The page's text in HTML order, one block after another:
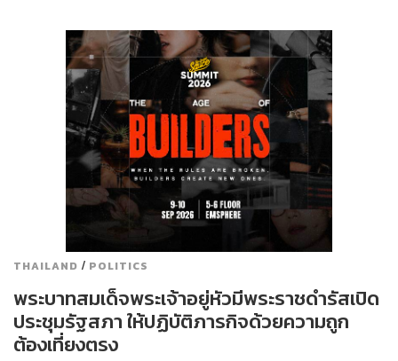
THAILAND / POLITICS
พระบาทสมเด็จพระเจ้าอยู่หัวมีพระราชดำรัสเปิด
ประชุมรัฐสภา ให้ปฏิบัติภารกิจด้วยความถูก
ต้องเที่ยงตรง